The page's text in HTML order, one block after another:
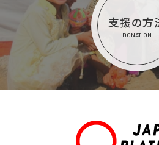
支援の方
DONATION